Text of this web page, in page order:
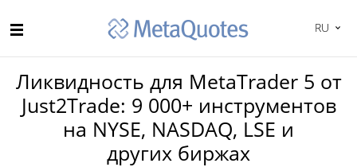
RU
Ликвидность для MetaTrader 5 от
Just2Trade: 9 000+ инструментов
на NYSE, NASDAQ, LSE и
других биржах